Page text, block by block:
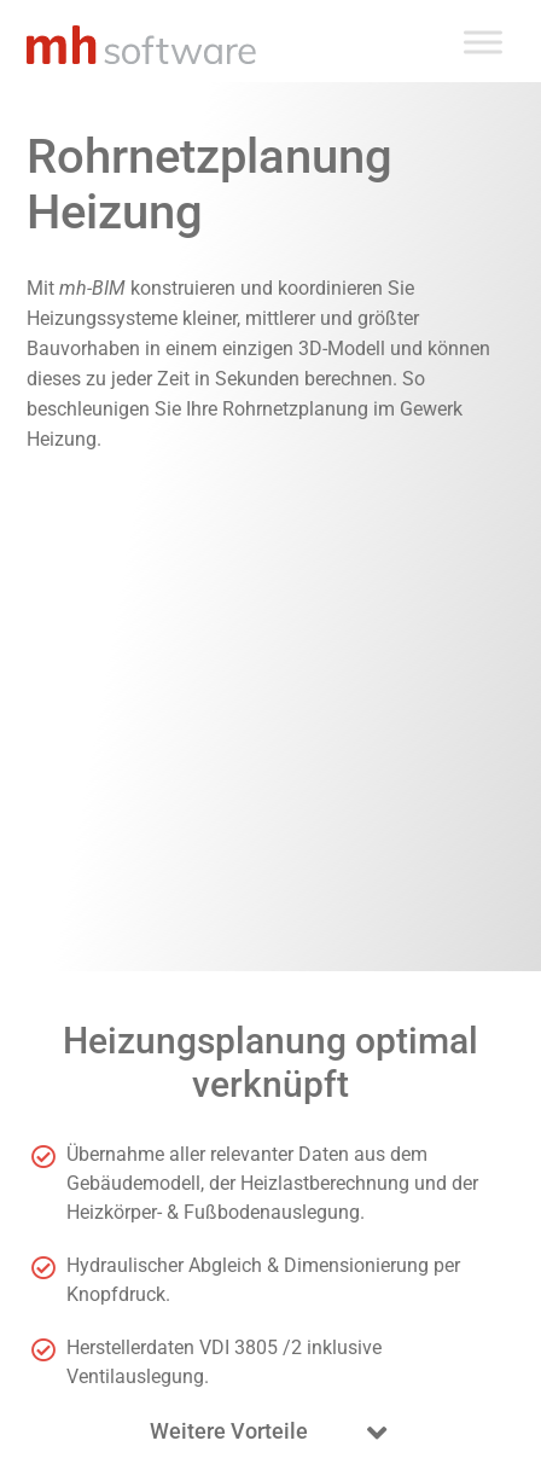
Inhalt
Rohrnetzplanung
Heizung
Mitmh-BIM konstruieren und koordinieren Sie
Heizungssysteme kleiner, mittlerer und größter
Bauvorhaben in einem einzigen 3D-Modell und können
dieses zu jeder Zeit in Sekunden berechnen. So
beschleunigen Sie Ihre Rohrnetzplanung im Gewerk
Heizung.
Heizungsplanung optimal
verknüpft
Übernahme aller relevanter Daten aus dem
Gebäudemodell, der Heizlastberechnung und der
Heizkörper- & Fußbodenauslegung.
Hydraulischer Abgleich & Dimensionierung per
Knopfdruck.
Herstellerdaten VDI 3805 /2 inklusive
Ventilauslegung.
Weitere Vorteile